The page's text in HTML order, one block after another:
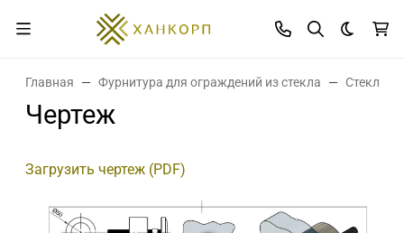
Темная
Главная Фурнитура для ограждений из стекла
Чертеж
Загрузить чертеж (PDF)